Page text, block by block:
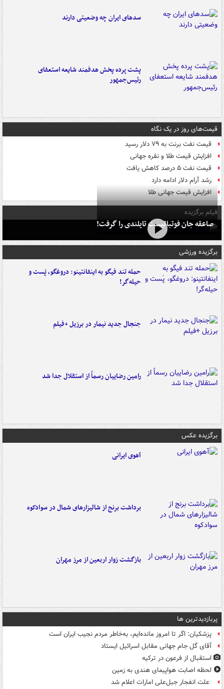
سدهای ایران چه وضعیتی دارند
پشت پرده پخش هدفمند شایعه استعفای
رئیس‌جمهور
قیمت‌های روز در یک نگاه
قیمت نفت برنت به ۷۹ دلار رسید
افزایش قیمت طلا و نقره جهانی
قیمت نفت ۵ درصد کاهش یافت
رشد آرام دلار ادامه دارد
افزایش قیمت جهانی طلا
فیلم برگزیده
صاعقه جان فوتبالیست تایلندی را گرفت!
برگزیده ورزشی
حمله تند فیگو به اینفانتینو: دروغگو، پَست‌ و
حیله‌گر!
جنجال جدید نیمار در برزیل +فیلم
رامین رضاییان رسماً از استقلال جدا شد
برگزیده عکس
آهوی ایرانی
برداشت برنج از شالیزارهای شمال در سوادکوه
بازگشت زوار اربعین از مرز مهران
پربازدیدترین ها
پزشکیان: اگر تا امروز مانده‌ایم، به‌خاطر مردم نجیب ایران است
آقای گل جام جهانی مقابل اسرائیل ایستاد
استقبال از فرعون در ترکیه
لحظه اصابت هواپیمای هندی به زمین
علت انفجار جبل‌علی امارات اعلام شد